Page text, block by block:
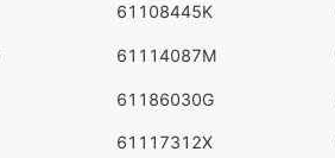
61108445K
61114087M
61186030G
61117312X